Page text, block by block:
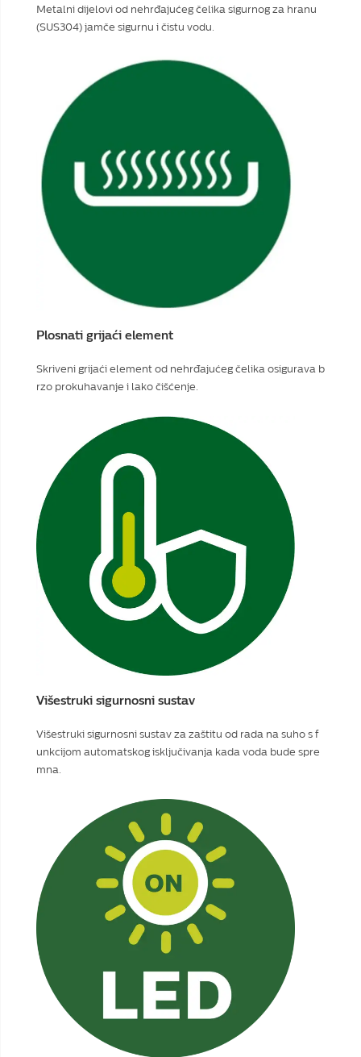
Metalni dijelovi od nehrđajućeg čelika sigurnog za hranu
(SUS304) jamče sigurnu i čistu vodu.
Plosnati grijaći element
Skriveni grijaći element od nehrđajućeg čelika osigurava b
rzo prokuhavanje i lako čišćenje.
Višestruki sigurnosni sustav
Višestruki sigurnosni sustav za zaštitu od rada na suho s f
unkcijom automatskog isključivanja kada voda bude spre
mna.